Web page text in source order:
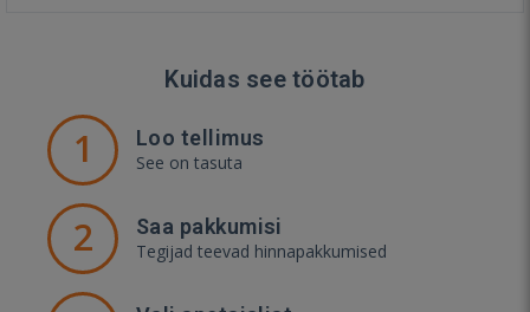
Kuidas see töötab
1 Loo tellimus
See on tasuta
2 Saa pakkumisi
Tegijad teevad hinnapakkumised